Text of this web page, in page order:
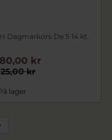
Dagmarkors De 5 14 kt.
kr
kr
lager